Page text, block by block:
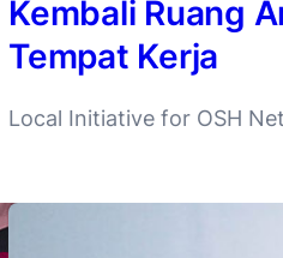
Kembali Ruang
Tempat Kerja
Local Initiative for OSH